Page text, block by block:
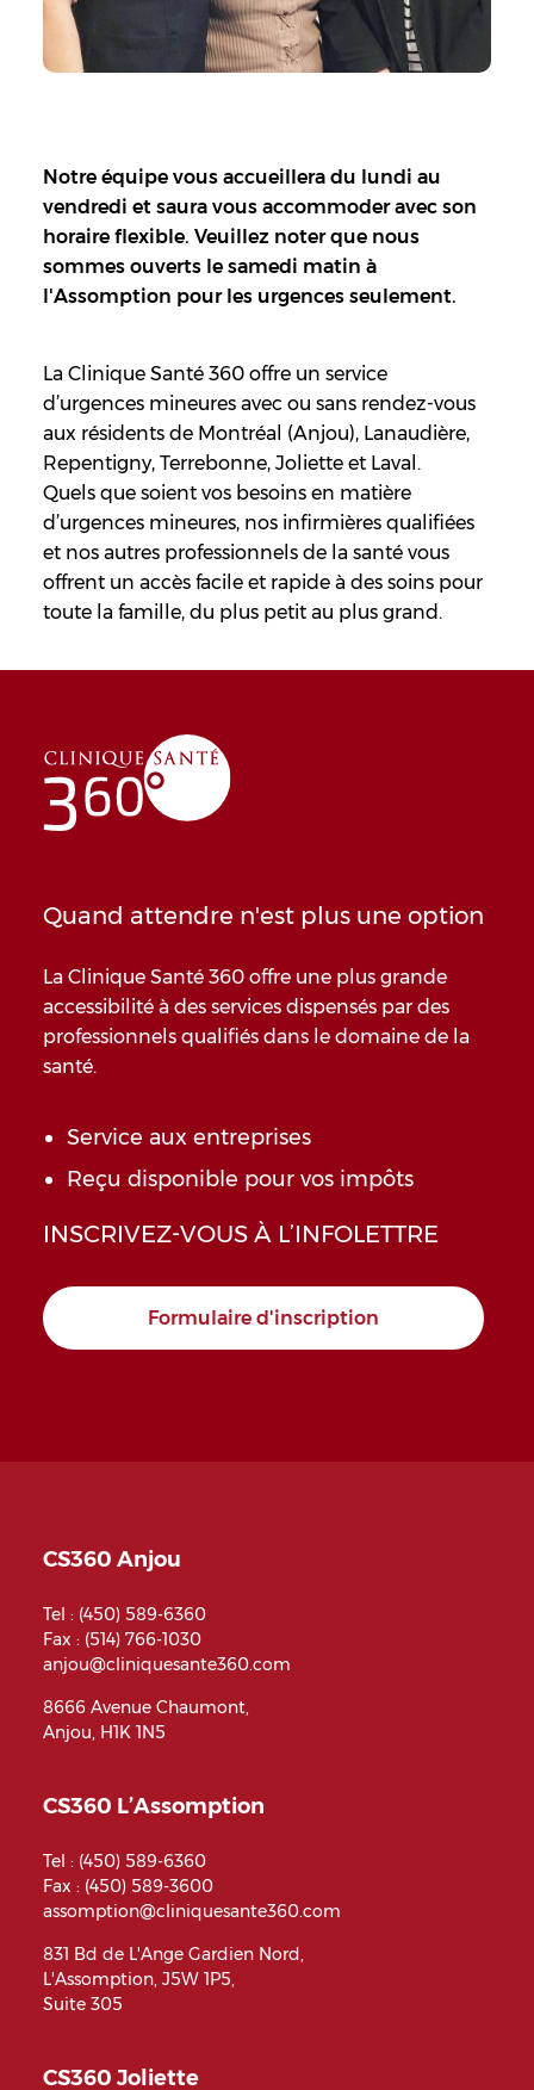
Notre équipe vous accueillera du lundi au
vendredi et saura vous accommoder avec son
horaire flexible. Veuillez noter que nous
sommes ouverts le samedi matin à
l'Assomption pour les urgences seulement.
La Clinique Santé 360 offre un service
d’urgences mineures avec ou sans rendez-vous
aux résidents de Montréal (Anjou), Lanaudière,
Repentigny, Terrebonne, Joliette et Laval.
Quels que soient vos besoins en matière
d’urgences mineures, nos infirmières qualifiées
et nos autres professionnels de la santé vous
offrent un accès facile et rapide à des soins pour
toute la famille, du plus petit au plus grand.
Quand attendre n'est plus une option
La Clinique Santé 360 offre une plus grande
accessibilité à des services dispensés par des
professionnels qualifiés dans le domaine de la
santé.
Service aux entreprises
Reçu disponible pour vos impôts
INSCRIVEZ-VOUS À L’INFOLETTRE
Formulaire d'inscription
CS360 Anjou
Tel : (450) 589-6360
Fax : (514) 766-1030
anjou@cliniquesante360.com
8666 Avenue Chaumont,
Anjou, H1K 1N5
CS360 L’Assomption
Tel : (450) 589-6360
Fax : (450) 589-3600
assomption@cliniquesante360.com
831 Bd de L'Ange Gardien Nord,
L'Assomption, J5W 1P5,
Suite 305
CS360 Joliette